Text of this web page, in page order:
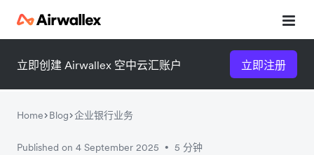
立即创建 Airwallex 空中云汇账户 立即注册
Home Blog 企业银行业务
Published on 4 September 2025 • 5 分钟
Watch 3-minute demo
Enter your details below to watch the demo: